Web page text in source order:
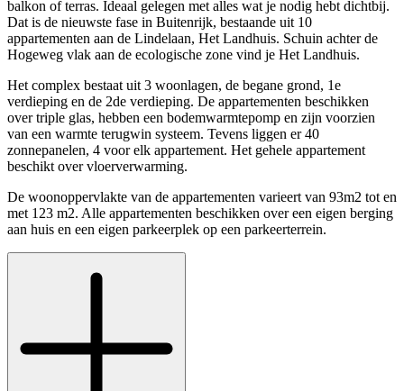
balkon of terras. Ideaal gelegen met alles wat je nodig hebt dichtbij.
Dat is de nieuwste fase in Buitenrijk, bestaande uit 10
appartementen aan de Lindelaan, Het Landhuis. Schuin achter de
Hogeweg vlak aan de ecologische zone vind je Het Landhuis.
Het complex bestaat uit 3 woonlagen, de begane grond, 1e
verdieping en de 2de verdieping. De appartementen beschikken
over triple glas, hebben een bodemwarmtepomp en zijn voorzien
van een warmte terugwin systeem. Tevens liggen er 40
zonnepanelen, 4 voor elk appartement. Het gehele appartement
beschikt over vloerverwarming.
De woonoppervlakte van de appartementen varieert van 93m2 tot en
met 123 m2. Alle appartementen beschikken over een eigen berging
aan huis en een eigen parkeerplek op een parkeerterrein.